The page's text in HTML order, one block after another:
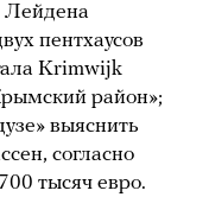
Лейдена
пентхаусов
Krimwijk
район»;
выяснить
согласно
700 тысяч евро.